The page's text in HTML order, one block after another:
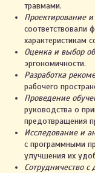
травмами.
Проектирование
соответствовали
характеристикам
Оценка и выбор
эргономичности.
Разработка
рабочего
Проведение
руководства о
предотвращения
Исследование и
с программными
улучшения их
Сотрудничество